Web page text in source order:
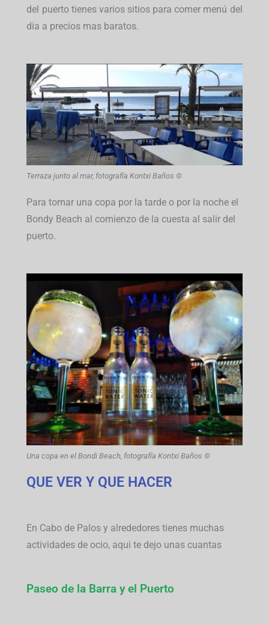
del puerto tienes varios sitios para comer menú del
dia a precios mas baratos.
Terraza junto al mar, fotografía Kontxi Baños ©
Para tomar una copa por la tarde o por la noche el
Bondy Beach al comienzo de la cuesta al salir del
puerto.
Una copa en el Bondi Beach, fotografía Kontxi Baños ©
QUE VER Y QUE HACER
En Cabo de Palos y alrededores tienes muchas
actividades de ocio, aqui te dejo unas cuantas
Paseo de la Barra y el Puerto